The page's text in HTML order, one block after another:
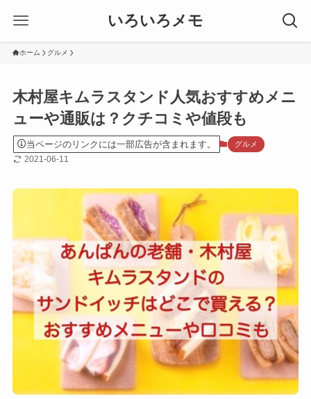
いろいろメモ
ホーム グルメ
木村屋キムラスタンド人気おすすめメニ
ューや通販は？クチコミや値段も
当ページのリンクには一部広告が含まれます。 グルメ
2021-06-11